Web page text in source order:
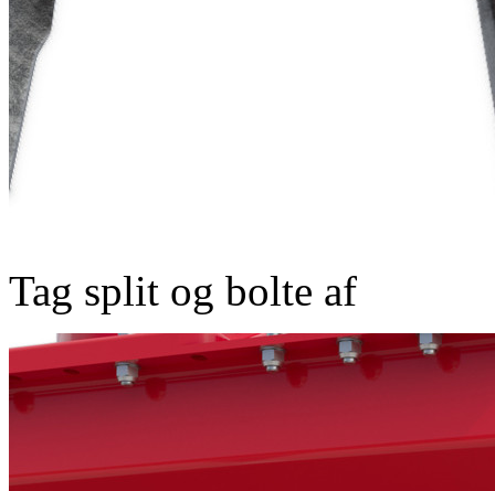
Tag split og bolte af